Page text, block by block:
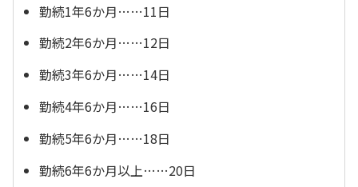
勤続1年6か月……11日
勤続2年6か月……12日
勤続3年6か月……14日
勤続4年6か月……16日
勤続5年6か月……18日
勤続6年6か月以上……20日